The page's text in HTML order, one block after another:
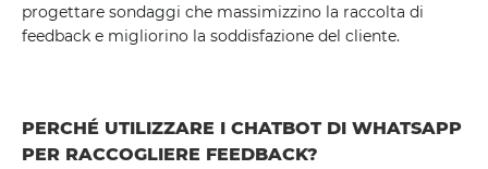
progettare sondaggi che massimizzino la raccolta di
feedback e migliorino la soddisfazione del cliente.
PERCHÉ UTILIZZARE I CHATBOT DI WHATSAPP
PER RACCOGLIERE FEEDBACK?